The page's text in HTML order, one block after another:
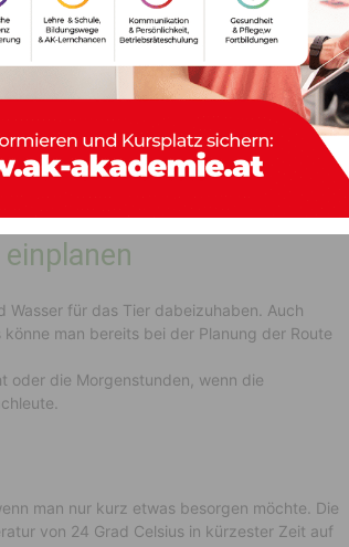
Vierbeinern
von Vierbeinern dar. “Sie verhindern,
Allerdings sind sie weniger zuverlässig
durch abruptes Bremsen.
zu sichern. Der Gurt muss hier aber an
verwendet werden. Am Beifahrersitz
für das Tier dabeizuhaben. Auch
man bereits bei der Planung der Route
oder die Morgenstunden, wenn die
man nur kurz etwas besorgen möchte. Die
von 24 Grad Celsius in kürzester Zeit auf